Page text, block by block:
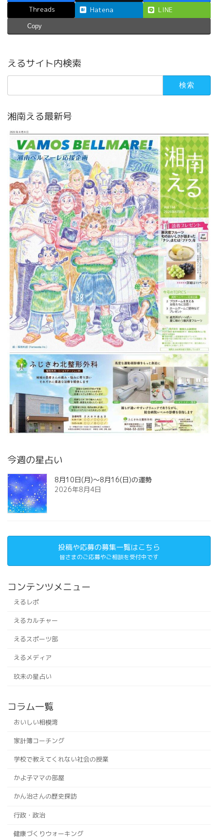
Threads Hatena LINE
Copy
えるサイト内検索
検
湘南える最新号
今週の星占い
8月10日(月)～8月16(日)の運勢
2026年8月4日
投稿や応募の募集一覧はこちら
皆さまのご応募やご相談を受付中です
コンテンツメニュー
えるレポ
えるカルチャー
えるスポーツ部
えるメディア
玖未の星占い
コラム一覧
おいしい相模湾
家計簿コーチング
学校で教えてくれない社会の授業
かよ子ママの部屋
かん治さんの歴史探訪
行政・政治
健康づくりウォーキング